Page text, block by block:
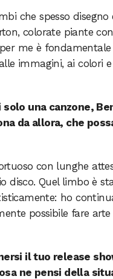
che spesso disegno
colorate piante
me è
immagini, ai colori
una canzone,
da allora, che
con lunghe
disco. Quel limbo è
ho
possibile fare
il tuo release
ne pensi della